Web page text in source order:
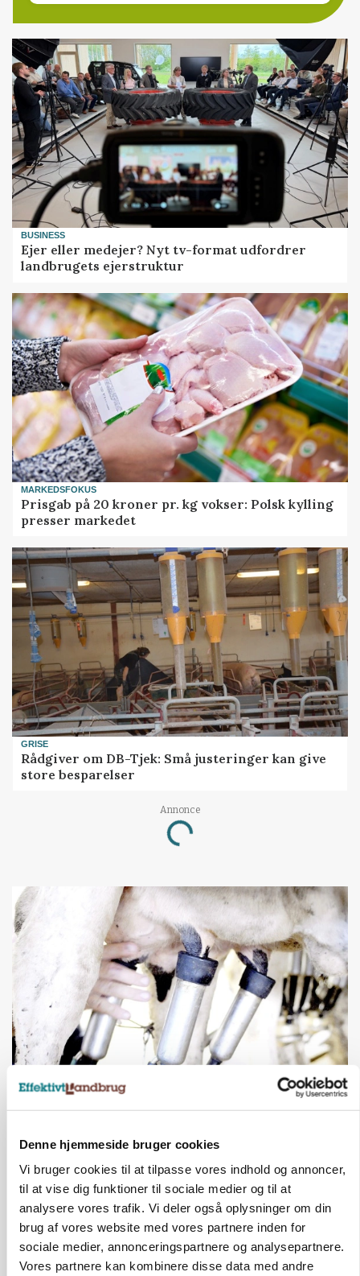
Denne hjemmeside bruger cookies
Vi bruger cookies til at tilpasse vores indhold og annoncer,
til at vise dig funktioner til sociale medier og til at
analysere vores trafik. Vi deler også oplysninger om din
brug af vores website med vores partnere inden for
sociale medier, annonceringspartnere og analysepartnere.
Vores partnere kan kombinere disse data med andre
BUSINESS
Ejer eller medejer? Nyt tv-format udfordrer
landbrugets ejerstruktur
MARKEDSFOKUS
Prisgab på 20 kroner pr. kg vokser: Polsk kylling
presser markedet
GRISE
Rådgiver om DB-Tjek: Små justeringer kan give
store besparelser
Annonce
Loading...
MARKED
Russisk mælkepris dykker 23 procent